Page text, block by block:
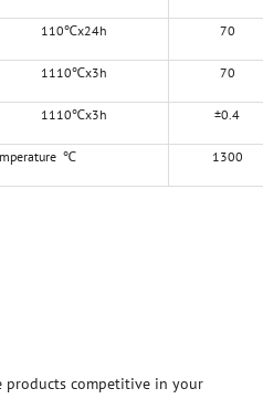
110℃x24h 70
1110℃x3h 70
1110℃x3h ±0.4
℃ 1300
products competitive in your